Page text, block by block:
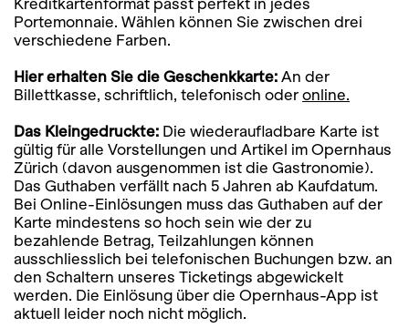
Kreditkartenformat passt perfekt in jedes
Portemonnaie. Wählen können Sie zwischen drei
verschiedene Farben.
Hier erhalten Sie die Geschenkkarte: An der
Billettkasse, schriftlich, telefonisch oder online.
Das Kleingedruckte: Die wiederaufladbare Karte ist
gültig für alle Vorstellungen und Artikel im Opernhaus
Zürich (davon ausgenommen ist die Gastronomie).
Das Guthaben verfällt nach 5 Jahren ab Kaufdatum.
Bei Online-Einlösungen muss das Guthaben auf der
Karte mindestens so hoch sein wie der zu
bezahlende Betrag, Teilzahlungen können
ausschliesslich bei telefonischen Buchungen bzw. an
den Schaltern unseres Ticketings abgewickelt
werden. Die Einlösung über die Opernhaus-App ist
aktuell leider noch nicht möglich.